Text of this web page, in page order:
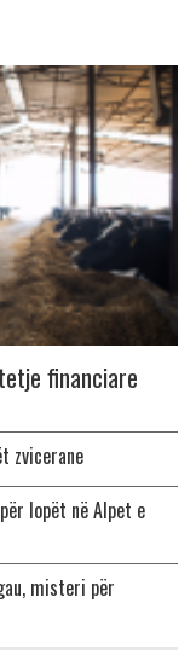
financiare
zvicerane
lopët në Alpet e
misteri për